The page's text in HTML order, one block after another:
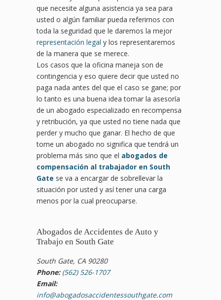
que necesite alguna asistencia ya sea para
usted o algún familiar pueda referirnos con
toda la seguridad que le daremos la mejor
representación legal y los representaremos
de la manera que se merece.
Los casos que la oficina maneja son de
contingencia y eso quiere decir que usted no
paga nada antes del que el caso se gane; por
lo tanto es una buena idea tomar la asesoría
de un abogado especializado en recompensa
y retribución, ya que usted no tiene nada que
perder y mucho que ganar. El hecho de que
tome un abogado no significa que tendrá un
problema más sino que el abogados de
compensación al trabajador en South
Gate se va a encargar de sobrellevar la
situación por usted y así tener una carga
menos por la cual preocuparse.
Abogados de Accidentes de Auto y
Trabajo en South Gate
South Gate, CA 90280
Phone: (562) 526-1707
Email:
info@abogadosaccidentessouthgate.com